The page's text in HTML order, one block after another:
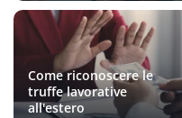
Come riconoscere le
truffe lavorative
all'estero